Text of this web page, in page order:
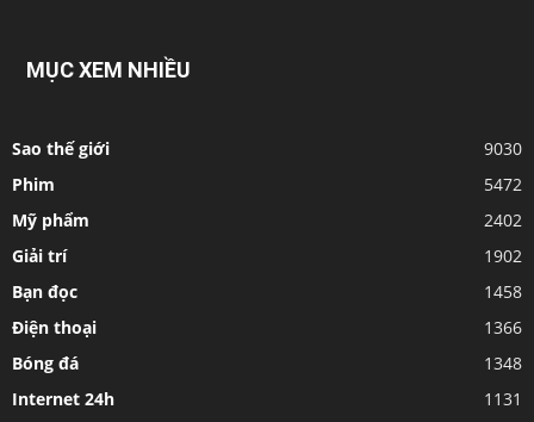
MỤC XEM NHIỀU
Sao thế giới
9030
Phim
5472
Mỹ phẩm
2402
Giải trí
1902
Bạn đọc
1458
Điện thoại
1366
Bóng đá
1348
Internet 24h
1131